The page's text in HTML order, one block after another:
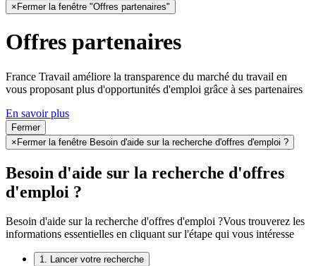
× Fermer la fenêtre "Offres partenaires"
Offres partenaires
France Travail améliore la transparence du marché du travail en
vous proposant plus d'opportunités d'emploi grâce à ses partenaires
En savoir plus
Fermer
×Fermer la fenêtre Besoin d'aide sur la recherche d'offres d'emploi ?
Besoin d'aide sur la recherche d'offres
d'emploi ?
Besoin d'aide sur la recherche d'offres d'emploi ?Vous trouverez les
informations essentielles en cliquant sur l'étape qui vous intéresse
1. Lancer votre recherche